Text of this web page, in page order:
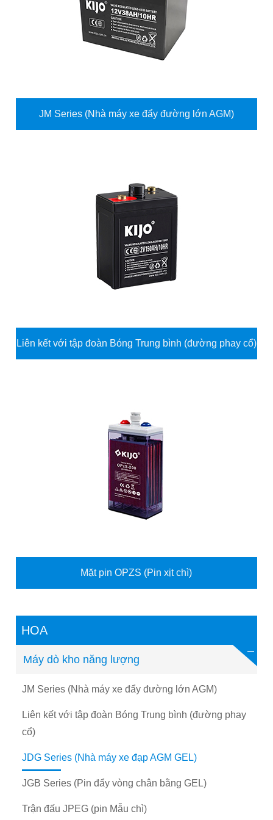
JM Series (Nhà máy xe đẩy đường lớn AGM)
Liên kết với tập đoàn Bóng Trung bình (đường phay cổ)
Mặt pin OPZS (Pin xịt chì)
HOA
Máy dò kho năng lượng
JM Series (Nhà máy xe đẩy đường lớn AGM)
Liên kết với tập đoàn Bóng Trung bình (đường phay
cổ)
JDG Series (Nhà máy xe đạp AGM GEL)
JGB Series (Pin đẩy vòng chân bằng GEL)
Trận đấu JPEG (pin Mẫu chì)